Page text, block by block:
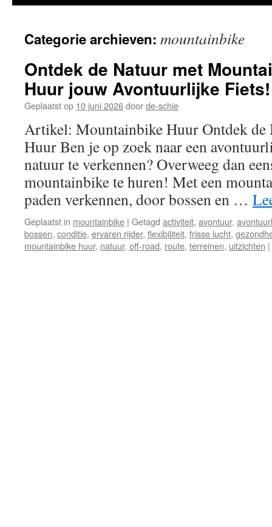
inhoud
Categorie archieven: mountainbike
Ontdek de Natuur met
Huur jouw Avontuurlijke Fiets!
Geplaatst op 10 juni 2026doorde-schie
Artikel: Mountainbike Huur Ontdek
Huur Ben je op zoek naar een
natuur te verkennen? Overweeg dan
mountainbike te huren! Met een
paden verkennen, door bossen en …
Geplaatst in mountainbike | Getagd activiteit, avontuur,
bossen, conditie, ervaren rijder, flexibiliteit, frisse lucht,
mountainbike huur, natuur, off-road, route, terreinen, uitzichten |